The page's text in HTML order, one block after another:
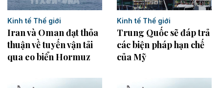
Kinh tế Thế giới
Iran và Oman đạt thỏa
thuận về tuyến vận tải
qua eo biển Hormuz
Kinh tế Thế giới
Trung Quốc sẽ đáp trả
các biện pháp hạn chế
của Mỹ